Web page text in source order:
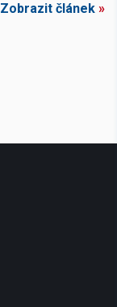
Zobrazit článek »